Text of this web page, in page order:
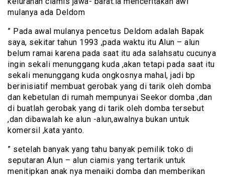
mulanya ada Deldom
” Pada awal mulanya pencetus Deldom adalah Bapak
saya, sekitar tahun 1993 ,pada waktu itu Alun – alun
belum ramai karena pada saat itu ada salahsatu cucunya
ingin sekali menunggang kuda ,akan tetapi pada saat itu
sekali menunggang kuda ongkosnya mahal, jadi bp
berinisiatif membuat gerobak yang di tarik oleh domba
dan kebetulan di rumah mempunyai Seekor domba ,dan
di buatlah gerobak yang di tarik oleh domba tersebut
,dan dibawalah ke alun -alun,awalnya bukan untuk
komersil ,kata yanto.
” setelah banyak yang tahu banyak pemilik toko di
seputaran Alun – alun ciamis yang tertarik untuk
menitipkan anak nya menaiki domba dan memberikan